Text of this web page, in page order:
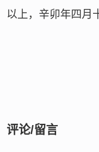
以上，辛卯年四月
评论/留言